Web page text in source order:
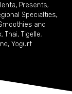
, Presents,
Specialties,
and
, Thai, Tigelle,
, Yogurt